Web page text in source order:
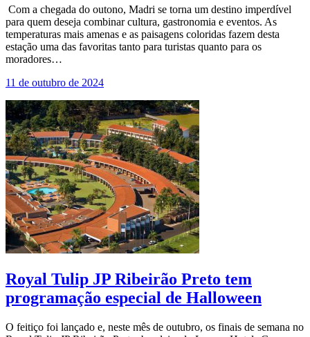
Com a chegada do outono, Madri se torna um destino imperdível
para quem deseja combinar cultura, gastronomia e eventos. As
temperaturas mais amenas e as paisagens coloridas fazem desta
estação uma das favoritas tanto para turistas quanto para os
moradores…
11 de outubro de 2024
Royal Tulip JP Ribeirão Preto tem
programação especial de Halloween
O feitiço foi lançado e, neste mês de outubro, os finais de semana no